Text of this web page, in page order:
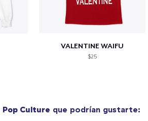
VALENTINE WAIFU
$25
Pop Culture que podrían gustarte: